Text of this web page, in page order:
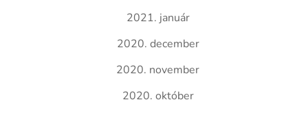
2021. január
2020. december
2020. november
2020. október